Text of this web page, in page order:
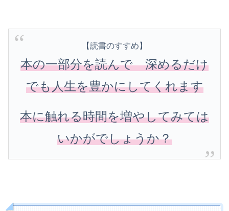
【読書のすすめ】
本の一部分を読んで 深めるだけ
でも人生を豊かにしてくれます
本に触れる時間を増やしてみては
いかがでしょうか？